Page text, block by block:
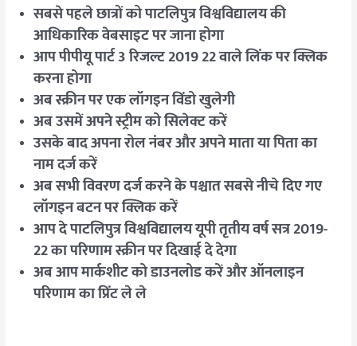
सबसे पहले छात्रों को पाटलिपुत्र विश्वविद्यालय की
आधिकारिक वेबसाइट पर जाना होगा
आप पीपीयू पार्ट 3 रिजल्ट 2019 22 वाले लिंक पर क्लिक
करना होगा
अब स्क्रीन पर एक लॉगइन विंडो खुलेगी
अब उसमें अपने स्ट्रीम को सिलेक्ट करें
उसके बाद अपना रोल नंबर और अपने माता या पिता का
नाम दर्ज करें
अब सभी विवरण दर्ज करने के पश्चात सबसे नीचे दिए गए
लॉगइन बटन पर क्लिक करें
आप दे पाटलिपुत्र विश्वविद्यालय यूपी तृतीय वर्ष सत्र 2019-
22 का परिणाम स्क्रीन पर दिखाई दे देगा
अब आप मार्कशीट को डाउनलोड करें और ऑनलाइन
परिणाम का प्रिंट ले ले